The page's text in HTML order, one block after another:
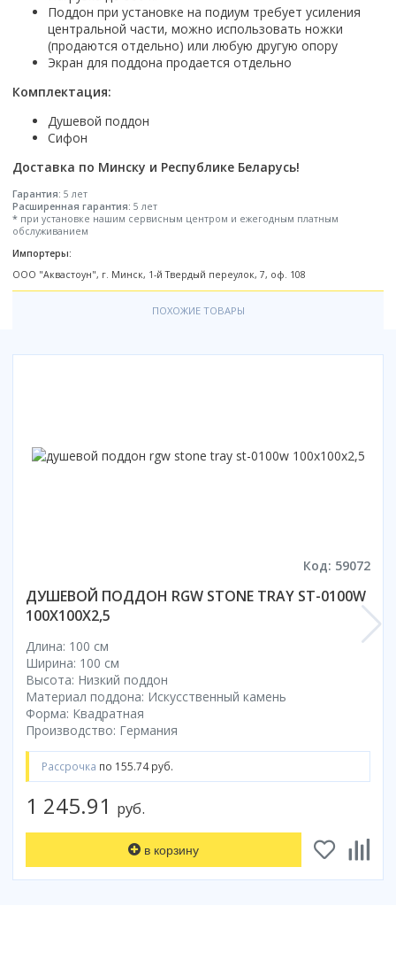
Комплектующие для ванн
Каркас
Ножки
Гидромассажные системы
Wirpool
Китай
Недорогие
Дорогие
Уцененные
Топ брендов
Domani-spa
River
Welt-wasser
Esbano
Смотреть все
Форма
Способ открывания
С раздвижной дверью
Высокие
Низкие
200 см
До 200 см
Смотреть все
Комплектующие
Ролики
Коврик для душевой кабины
Смотреть все
Форма
Прямоугольные
Закругленная
Гофры
Канализационный выпуск
Патрубки
Сиденья
Смотреть все
С отверстием под смеситель
С пьедесталом
С полупьедесталом
Исполнение
Для дачи
Для ванной
Умывальник-столешница
Уличный
Смотреть все
Пьедесталы
Пьедесталы
Полупьедесталы
Италия
Россия
Смотреть все
Размер
40 см
50 см
60 см
65 см
Смотреть все
Страна производитель
Германия
Польша
Чехия
Смотреть все
Страна производитель
Германия
Польша
Смотреть все
Чистящие средства
Grass
Karcher
O2 минерал
Vega
Страна производитель
Великобритания
Германия
Италия
Китай
Смотреть все
Пылесосы
Электровеники, электрошвабры
Стеклоочистители
Мойки высокого давления
Подметальные машины
Гладильные доски
Насосы
Аккумуляторные воздуходувки
Этажерки, стеллажи, полки
Поддон при установке на подиум требует усиления
центральной части, можно использовать ножки
(продаются отдельно) или любую другую опору
Экран для поддона продается отдельно
Комплектация:
Душевой поддон
Сифон
Доставка по Минску и Республике Беларусь!
Гарантия: 5 лет
Расширенная гарантия: 5 лет
* при установке нашим сервисным центром и ежегодным платным
обслуживанием
Импортеры:
ООО "Аквастоун", г. Минск, 1-й Твердый переулок, 7, оф. 108
ПОХОЖИЕ ТОВАРЫ
Код: 59072
ДУШЕВОЙ ПОДДОН RGW STONE TRAY ST-0100W
100Х100X2,5
Длина: 100 см
Ширина: 100 см
Высота: Низкий поддон
Материал поддона: Искусственный камень
Форма: Квадратная
Производство: Германия
Рассрочка по 155.74 руб.
1 245.91 руб.
в корзину